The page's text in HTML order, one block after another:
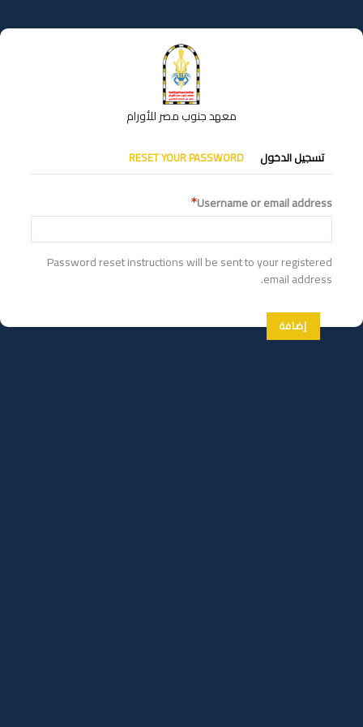
إلى
المحتوى
معهد جنوب مصر للأورام
التبويبات
الأساسية
تسجيل الدخول RESET YOUR PASSWORD
Username or email address
Password reset instructions will be sent to your registered
email address.